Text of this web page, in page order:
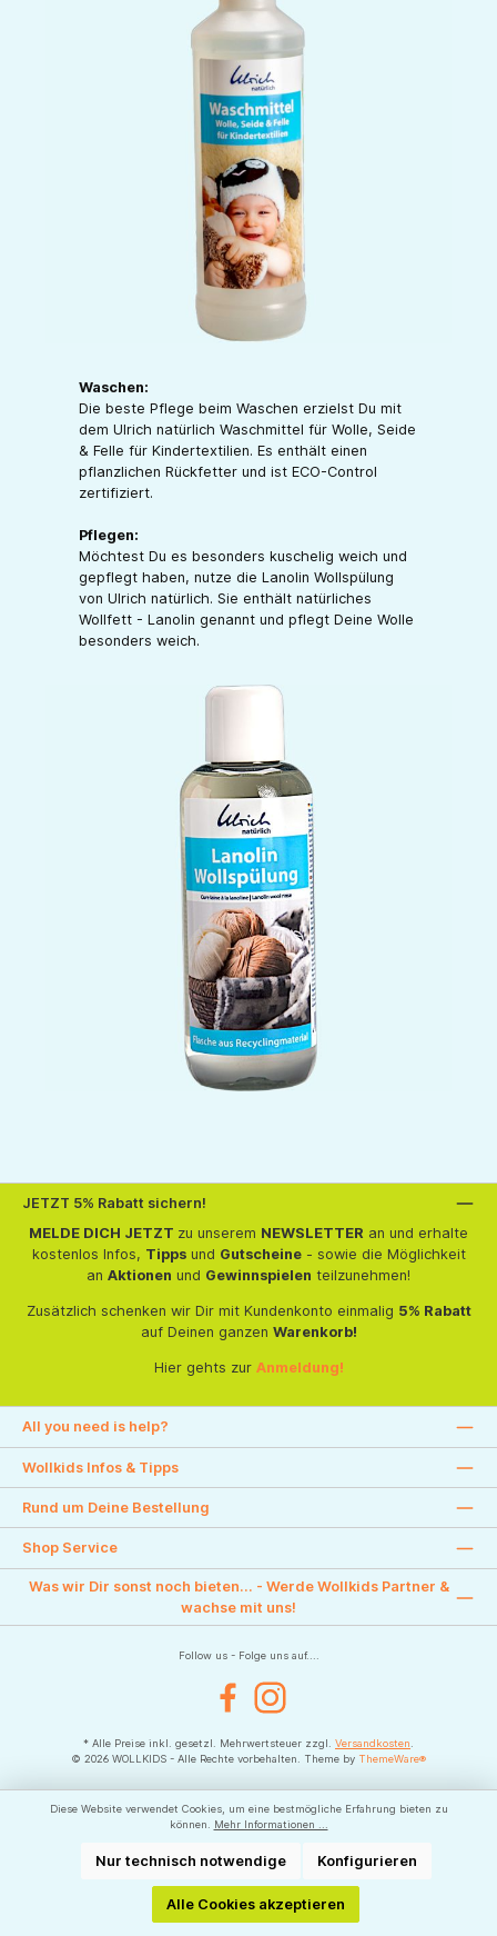
Waschen:
Die beste Pflege beim Waschen erzielst Du mit
dem Ulrich natürlich Waschmittel für Wolle, Seide
& Felle für Kindertextilien. Es enthält einen
pflanzlichen Rückfetter und ist ECO-Control
zertifiziert.
Pflegen:
Möchtest Du es besonders kuschelig weich und
gepflegt haben, nutze die Lanolin Wollspülung
von Ulrich natürlich. Sie enthält natürliches
Wollfett - Lanolin genannt und pflegt Deine Wolle
besonders weich.
JETZT 5% Rabatt sichern!
MELDE DICH JETZT zu unserem NEWSLETTER an und erhalte
kostenlos Infos, Tippsund Gutscheine- sowie die Möglichkeit
an Aktionen und Gewinnspielen teilzunehmen!
Zusätzlich schenken wir Dir mit Kundenkonto einmalig 5% Rabatt
auf Deinen ganzen Warenkorb!
Hier gehts zur Anmeldung!
All you need is help?
Wollkids Infos & Tipps
Rund um Deine Bestellung
Shop Service
Was wir Dir sonst noch bieten... - Werde Wollkids Partner &
wachse mit uns!
Follow us - Folge uns auf....
FacebookInstagram
* Alle Preise inkl. gesetzl. Mehrwertsteuer zzgl. Versandkosten
© 2026 WOLLKIDS - Alle Rechte vorbehalten. Theme by ThemeWare®
Diese Website verwendet Cookies, um eine bestmögliche Erfahrung bieten zu
können.
Mehr Informationen ...
Nur technisch notwendige Konfigurieren
Alle Cookies akzeptieren